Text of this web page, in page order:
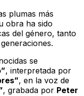
plumas más
obra ha sido
del género, tanto
se
, interpretada por
, en la voz de
, grabada por Peter